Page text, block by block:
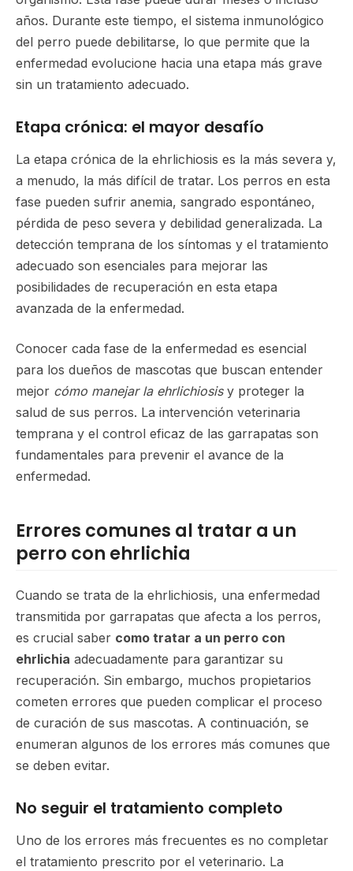
años. Durante este tiempo, el sistema inmunológico
del perro puede debilitarse, lo que permite que la
enfermedad evolucione hacia una etapa más grave
sin un tratamiento adecuado.
Etapa crónica: el mayor desafío
La etapa crónica de la ehrlichiosis es la más severa y,
a menudo, la más difícil de tratar. Los perros en esta
fase pueden sufrir anemia, sangrado espontáneo,
pérdida de peso severa y debilidad generalizada. La
detección temprana de los síntomas y el tratamiento
adecuado son esenciales para mejorar las
posibilidades de recuperación en esta etapa
avanzada de la enfermedad.
Conocer cada fase de la enfermedad es esencial
para los dueños de mascotas que buscan entender
mejor cómo manejar la ehrlichiosisy proteger la
salud de sus perros. La intervención veterinaria
temprana y el control eficaz de las garrapatas son
fundamentales para prevenir el avance de la
enfermedad.
Errores comunes al tratar a un
perro con ehrlichia
Cuando se trata de la ehrlichiosis, una enfermedad
transmitida por garrapatas que afecta a los perros,
es crucial saber como tratar a un perro con
ehrlichia adecuadamente para garantizar su
recuperación. Sin embargo, muchos propietarios
cometen errores que pueden complicar el proceso
de curación de sus mascotas. A continuación, se
enumeran algunos de los errores más comunes que
se deben evitar.
No seguir el tratamiento completo
Uno de los errores más frecuentes es no completar
el tratamiento prescrito por el veterinario. La